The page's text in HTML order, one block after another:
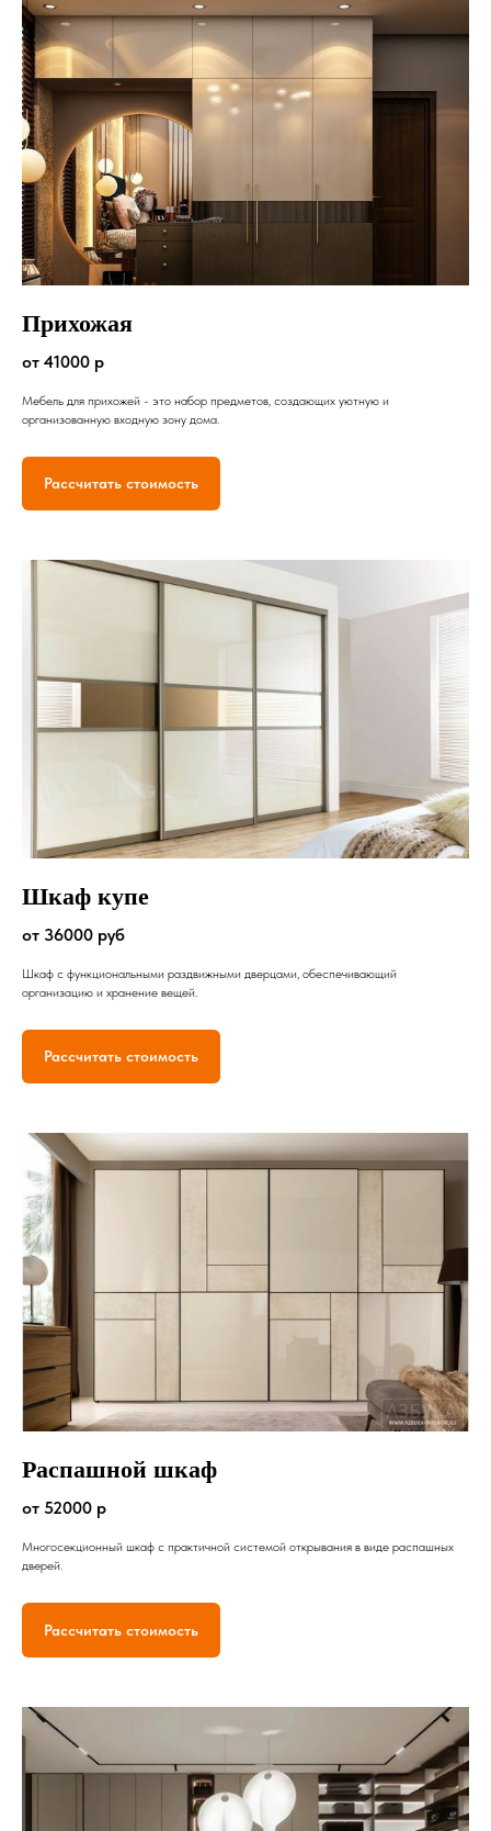
Прихожая
от 41000 р
Мебель для прихожей - это набор предметов, создающих уютную и
организованную входную зону дома.
Рассчитать стоимость
Шкаф купе
от 36000 руб
Шкаф с функциональными раздвижными дверцами, обеспечивающий
организацию и хранение вещей.
Рассчитать стоимость
Распашной шкаф
от 52000 р
Многосекционный шкаф с практичной системой открывания в виде распашных
дверей.
Рассчитать стоимость